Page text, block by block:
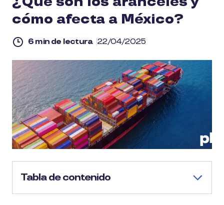
cómo afecta a México?
6 min de lectura 22/04/2025
Tabla de contenido